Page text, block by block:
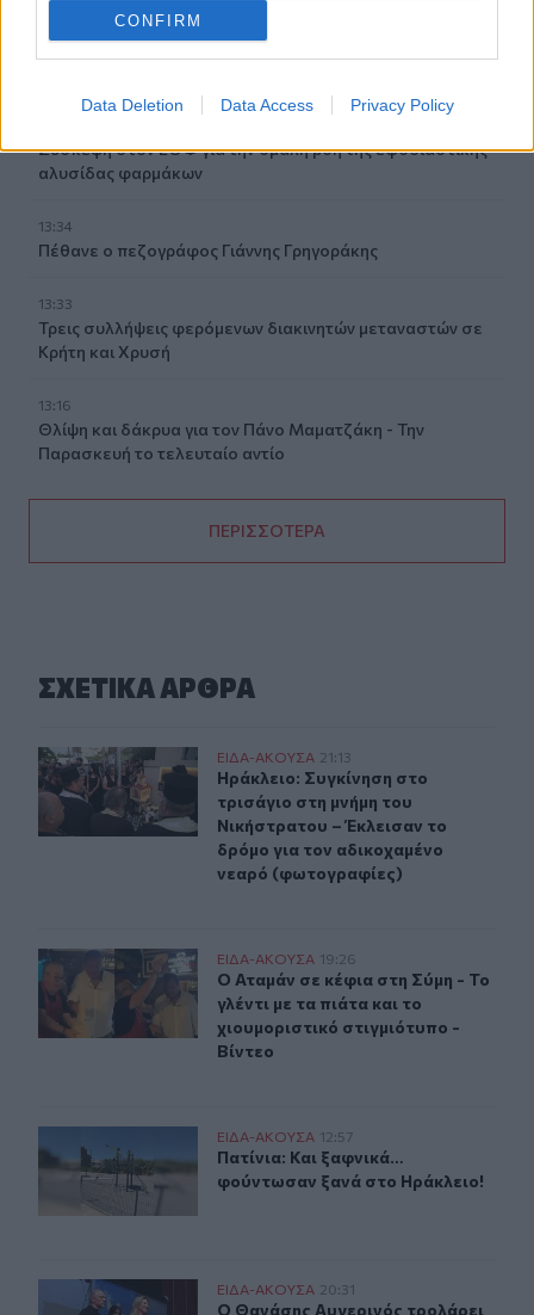
CONFIRM
Data Deletion Data Access Privacy Policy
Σε ισχύ έως τις 20 Αυγούστου τα έκτακτα μέτρα για την
Σύσκεψη στον ΕΟΦ για την ομαλή ροή της εφοδιαστικής
αλυσίδας φαρμάκων
13:34
Πέθανε ο πεζογράφος Γιάννης Γρηγοράκης
13:33
Τρεις συλλήψεις φερόμενων διακινητών μεταναστών σε
Κρήτη και Χρυσή
13:16
Θλίψη και δάκρυα για τον Πάνο Μαματζάκη - Την
Παρασκευή το τελευταίο αντίο
ΠΕΡΙΣΣΟΤΕΡΑ
ΣΧΕΤΙΚA AΡΘΡΑ
Ηράκλειο: Συγκίνηση στο τρισάγιο στη μνήμη του
ΕΙΔΑ-ΑΚΟΥΣΑ 21:13
Ηράκλειο: Συγκίνηση στο
Ηράκλειο: Συγκίνηση στο
τρισάγιο στη μνήμη του
Νικήστρατου – Έκλεισαν το
δρόμο για τον αδικοχαμένο
νεαρό (φωτογραφίες)
Ο Αταμάν σε κέφια στη Σύμη - Το γλέντι με τα πιάτα και
ΕΙΔΑ-ΑΚΟΥΣΑ 19:26
Ο Αταμάν σε κέφια στη Σύμη - Το
Ο Αταμάν σε κέφια στη Σύμη - Το
γλέντι με τα πιάτα και το
χιουμοριστικό στιγμιότυπο -
Βίντεο
Πατίνια: Και ξαφνικά… φούντωσαν ξανά στο Ηράκλειο!
ΕΙΔΑ-ΑΚΟΥΣΑ 12:57
Πατίνια: Και ξαφνικά… φούντωσαν
Πατίνια: Και ξαφνικά…
φούντωσαν ξανά στο Ηράκλειο!
Ο Θανάσης Αυγερινός τρολάρει τη Μαριά
ΕΙΔΑ-ΑΚΟΥΣΑ 20:31
Ο Θανάσης Αυγερινός τρολάρει